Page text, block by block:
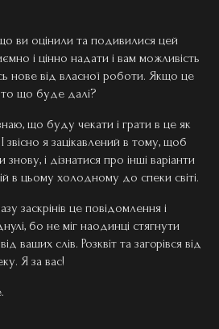
ви оцінили та подивилися цей
і цінно надати і вам можливість
нове від власної роботи. Якщо це
то що буде далі?
що буду чекати і грати в це як
звісно я зацікавлений в тому, щоб
і дізнатися про інші варіанти
в цьому холодному до спеки світі.
заскрінів це повідомлення і
бо не міг наодинці стягнути
ваших слів. Розквіт та загорівся від
Я за вас!